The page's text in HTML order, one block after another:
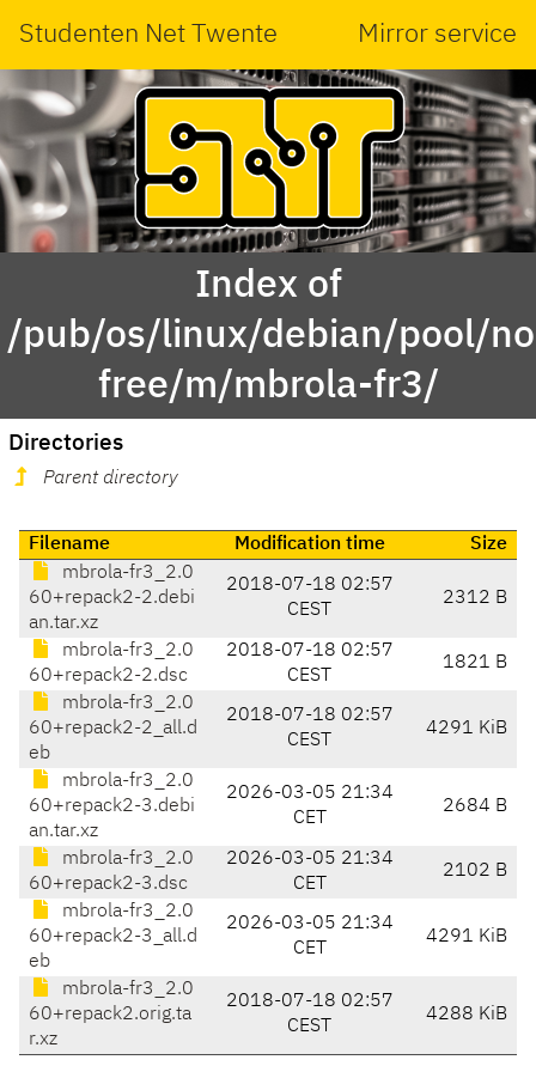
Studenten Net Twente Mirror service
Index of
/pub/os/linux/debian/pool/
free/m/mbrola-fr3/
Directories
Parent directory
Filename Modification time
Size
mbrola-fr3_2.0
60+repack2-2.debi
an.tar.xz
2018-07-18 02:57
CEST
2312 B
mbrola-fr3_2.0
60+repack2-2.dsc
2018-07-18 02:57
CEST
1821 B
mbrola-fr3_2.0
60+repack2-2_all.d
eb
2018-07-18 02:57
CEST
4291 KiB
mbrola-fr3_2.0
60+repack2-3.debi
an.tar.xz
2026-03-05 21:34
CET
2684 B
mbrola-fr3_2.0
60+repack2-3.dsc
2026-03-05 21:34
CET
2102 B
mbrola-fr3_2.0
60+repack2-3_all.d
eb
2026-03-05 21:34
CET
4291 KiB
mbrola-fr3_2.0
60+repack2.orig.ta
r.xz
2018-07-18 02:57
CEST
4288 KiB